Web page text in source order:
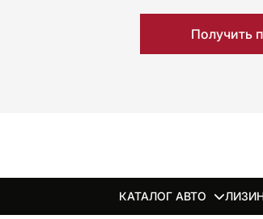
Получить
КАТАЛОГ АВТО